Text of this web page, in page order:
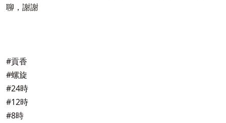
聊，謝謝
#貢香
#螺旋
#24時
#12時
#8時